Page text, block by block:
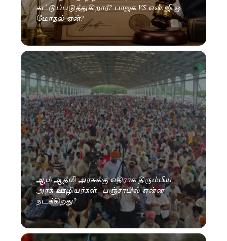
கட்டுப்படுத்துகிறார்? பாஜக VS என்.ஜி.ஓ
மோதல் ஏன்?
ஆம் ஆத்மி அரசுக்கு எதிராக திரும்பிய
அரசு ஊழியர்கள்.. பஞ்சாபில் என்ன
நடக்கிறது?